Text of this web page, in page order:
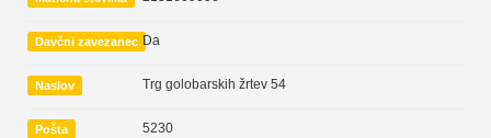
Davčni zavezanec Da
Naslov Trg golobarskih žrtev 54
Pošta 5230